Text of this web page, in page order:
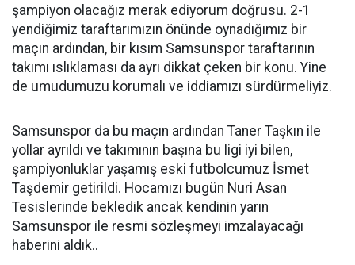
şampiyon olacağız merak ediyorum doğrusu. 2-1
yendiğimiz taraftarımızın önünde oynadığımız bir
maçın ardından, bir kısım Samsunspor taraftarının
takımı ıslıklaması da ayrı dikkat çeken bir konu. Yine
de umudumuzu korumalı ve iddiamızı sürdürmeliyiz.
Samsunspor da bu maçın ardından Taner Taşkın ile
yollar ayrıldı ve takımının başına bu ligi iyi bilen,
şampiyonluklar yaşamış eski futbolcumuz İsmet
Taşdemir getirildi. Hocamızı bugün Nuri Asan
Tesislerinde bekledik ancak kendinin yarın
Samsunspor ile resmi sözleşmeyi imzalayacağı
haberini aldık..